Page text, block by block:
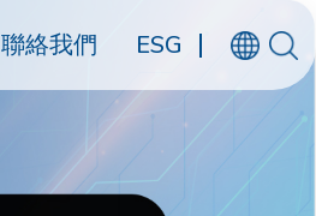
聯絡我們 ESG